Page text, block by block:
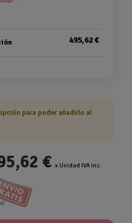
495,62 €
para poder añadirlo al
€ x Unidad IVA inc.